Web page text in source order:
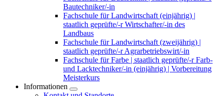
Bautechniker/-in
Fachschule für Landwirtschaft (einjährig) |
staatlich geprüfte/-r Wirtschafter/-in des
Landbaus
Fachschule für Landwirtschaft (zweijährig) |
staatlich geprüfte/-r Agrarbetriebswirt/-in
Fachschule für Farbe | staatlich geprüfte/-r Farb-
und Lacktechniker/-in (einjährig) | Vorbereitung
Meisterkurs
Informationen